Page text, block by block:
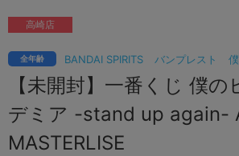
BANDAI SPIRITS バンプレスト
全年齢
【未開封】一番くじ 僕の
デミア -stand up again-
MASTERLISE
高崎店